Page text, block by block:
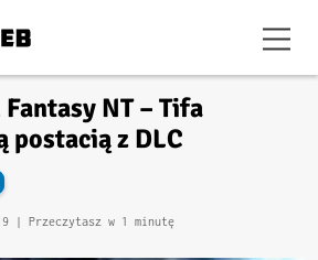
NT – Tifa
postacią z DLC
| Przeczytasz w 1 minutę